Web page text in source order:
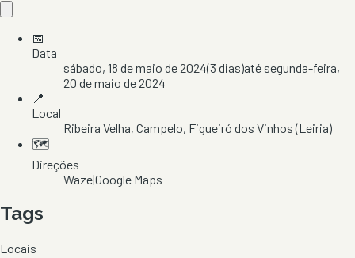
📅
Data
sábado, 18 de maio de 2024(3 dias)até segunda-feira,
20 de maio de 2024
📍
Local
Ribeira Velha, Campelo, Figueiró dos Vinhos(Leiria)
🗺️
Direções
Waze|Google Maps
Tags
Locais